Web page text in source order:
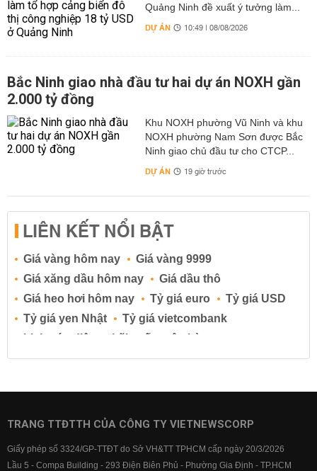
Quảng Ninh đề xuất ý tưởng làm...
DỰ ÁN 10:49 | 08/08/2026
Bắc Ninh giao nhà đầu tư hai dự án NOXH gần
2.000 tỷ đồng
Khu NOXH phường Vũ Ninh và khu
NOXH phường Nam Sơn được Bắc
Ninh giao chủ đầu tư cho CTCP...
DỰ ÁN 19 giờ trước
LIÊN KẾT NỔI BẬT
Giá vàng hôm nay
Giá vàng 9999
Giá xăng dầu hôm nay
Giá dầu thô
Giá heo hơi hôm nay
Tỷ giá euro
Tỷ giá USD
Tỷ giá yen Nhật
Tỷ giá vietcombank
Lịch cúp điện
Lãi suất ngân hàng
Lãi suất tiết kiệm
Lãi suất tiền gửi
Lãi suất ngân hàng BIDV
Lãi suất ngân hàng Vietcombank
TRANG TTĐTTH CỦA CÔNG TY VIETNEWSCORP
Giấy phép số 3324/GP-TTĐT do Sở VH&TT TPHCM cấp ngày 20/3/2026
Lầu 5 - Compa Building - 293 Điện Biên Phủ - Phường Gia Định - TP.HCM